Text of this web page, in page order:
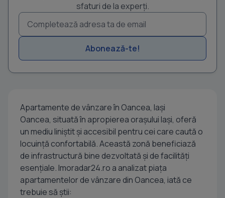
sfaturi de la experți.
Abonează-te!
Apartamente de vânzare în Oancea, Iași
Oancea, situată în apropierea orașului Iași, oferă
un mediu liniștit și accesibil pentru cei care caută o
locuință confortabilă. Această zonă beneficiază
de infrastructură bine dezvoltată și de facilități
esențiale. Imoradar24.ro a analizat piața
apartamentelor de vânzare din Oancea, iată ce
trebuie să știi: